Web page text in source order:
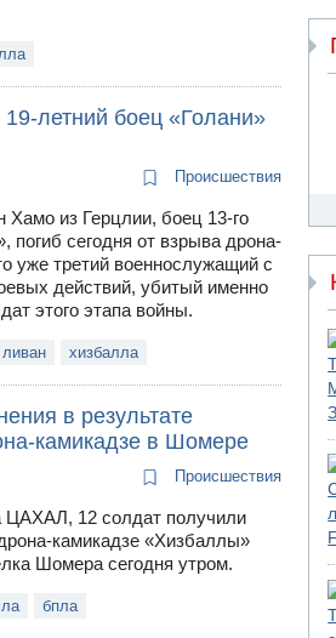
летний боец «Голани»
Происшествия
из Герцлии, боец 13-го
погиб сегодня от взрыва дрона-
уже третий военнослужащий с
действий, убитый именно
этого этапа войны.
хизбалла
в результате
камикадзе в Шомере
Происшествия
12 солдат получили
камикадзе «Хизбаллы»
Шомера сегодня утром.
бпла